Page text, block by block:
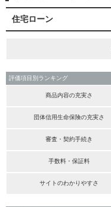
住宅ローン
評価項目別ランキング
商品内容の充実さ
団体信用生命保険の充実さ
審査・契約手続き
手数料・保証料
サイトのわかりやすさ